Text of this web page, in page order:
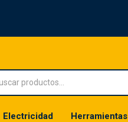
Electricidad Herramientas